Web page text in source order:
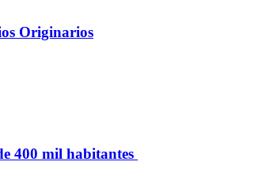
Originarios
400 mil habitantes